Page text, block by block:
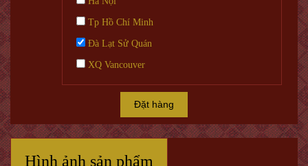
Tp Hồ Chí Minh
Đà Lạt Sử Quán
XQ Vancouver
Đặt hàng
Hình ảnh sản phẩm